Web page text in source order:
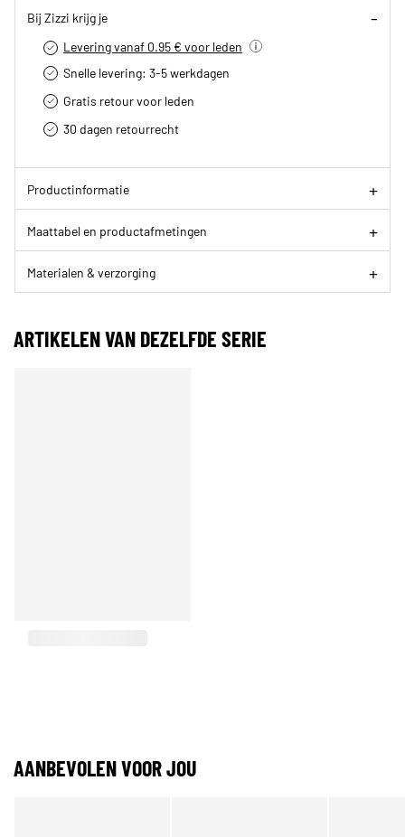
Bij Zizzi krijg je
Levering vanaf 0.95 € voor leden
Snelle levering: 3-5 werkdagen
Gratis retour voor leden
30 dagen retourrecht­
Productinformatie
Maattabel en productafmetingen
Materialen & verzorging
ARTIKELEN VAN DEZELFDE SERIE
AANBEVOLEN VOOR JOU